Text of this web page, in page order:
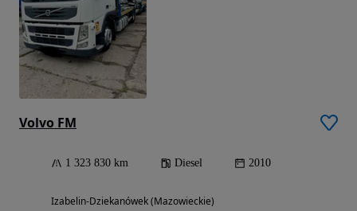
Volvo FM
1 323 830 km Diesel 2010
Izabelin-Dziekanówek (Mazowieckie)